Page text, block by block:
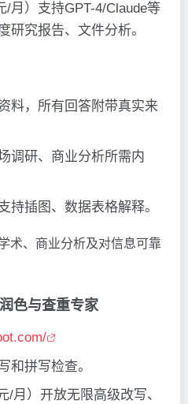
/月）支持GPT-4/Claude等
研究报告、文件分析。
料，所有回答附带真实来
调研、商业分析所需内
持插图、数据表格解释。
术、商业分析及对信息可靠
色与查重专家
和拼写检查。
/月）开放无限高级改写、